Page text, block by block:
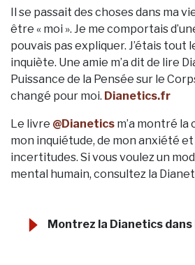
Il se passait des choses dans ma
être « moi ». Je me comportais
pouvais pas expliquer. J’étais tout
inquiète. Une amie m’a dit de lire
Puissance de la Pensée sur le
changé pour moi. Dianetics.fr
Le livre @Dianetics m’a montré la
mon inquiétude, de mon anxiété et
incertitudes. Si vous voulez un
mental humain, consultez la
Montrez la Dianetics dans